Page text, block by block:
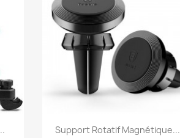
Anteprima
Support Rotatif Magnétique...